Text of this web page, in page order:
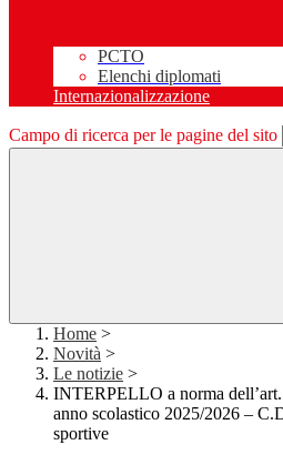
PCTO
Elenchi diplomati
Internazionalizzazione
Campo di ricerca per le pagine del sito
Home >
Novità >
Le notizie >
INTERPELLO a norma
anno scolastico 2025/2026 –
sportive